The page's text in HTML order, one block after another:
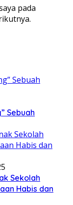
pada
Sebuah
Sekolah
Habis dan